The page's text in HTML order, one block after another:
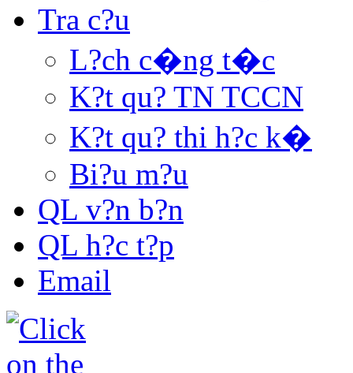
Tra c?u
L?ch c�ng t�c
K?t qu? TN TCCN
K?t qu? thi h?c k�
Bi?u m?u
QL v?n b?n
QL h?c t?p
Email